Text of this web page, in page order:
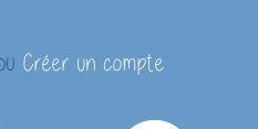
Créer un compte